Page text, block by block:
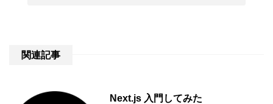
関連記事
Next.js 入門してみた